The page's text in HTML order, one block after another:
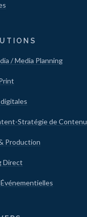
/ Media Planning
Stratégie de Contenu
Production
Direct